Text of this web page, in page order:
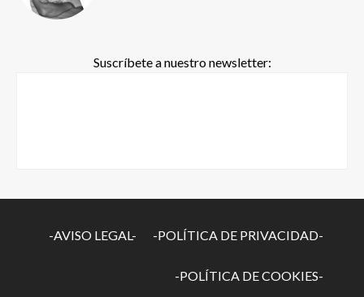
Suscríbete a nuestro newsletter:
-AVISO LEGAL- -POLÍTICA DE PRIVACIDAD-
-POLÍTICA DE COOKIES-